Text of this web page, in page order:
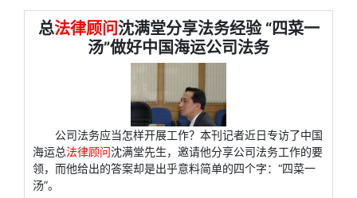
总法律顾问沈满堂分享法务经验 “四菜一
汤”做好中国海运公司法务
公司法务应当怎样开展工作？本刊记者近日专访了中国
海运总法律顾问沈满堂先生，邀请他分享公司法务工作的要
领，而他给出的答案却是出乎意料简单的四个字：“四菜一
汤”。